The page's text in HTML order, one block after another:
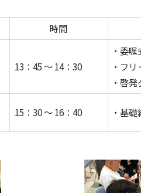
時間
13：45 ～ 14：30
・委嘱
・フ
・啓
15：30 ～ 16：40 ・基